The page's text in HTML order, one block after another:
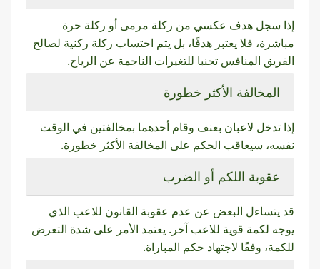
إذا سجل هدف عكسي من ركلة مرمى أو ركلة حرة
مباشرة، فلا يعتبر هدفًا، بل يتم احتساب ركلة ركنية لصالح
الفريق المنافس تجنبا للتغيرات الناجمة عن الرياح.
المخالفة الأكثر خطورة
إذا تدخل لاعبان بعنف وقام أحدهما بمخالفتين في الوقت
نفسه، سيعاقب الحكم على المخالفة الأكثر خطورة.
عقوبة اللكم أو الضرب
قد يتساءل البعض عن عدم عقوبة القانون للاعب الذي
يوجه لكمة قوية للاعب آخر. يعتمد الأمر على شدة التعرض
للكمة، وفقًا لاجتهاد حكم المباراة.